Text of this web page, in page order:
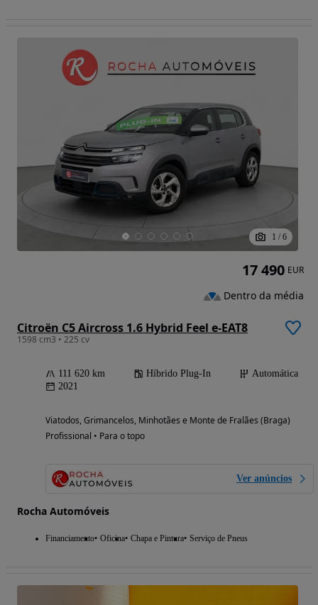
1 / 6
Citroën C5 Aircross 1.6 Hybrid Feel e-EAT8
1598 cm3 • 225 cv
111 620 km Híbrido Plug-In
Automática
2021
Viatodos, Grimancelos, Minhotães e Monte de Fralães (Braga)
Profissional • Para o topo
Ver anúncios
Rocha Automóveis
Financiamento Oficina Chapa e Pintura Serviço de Pneus
17 490 EUR
Dentro da média